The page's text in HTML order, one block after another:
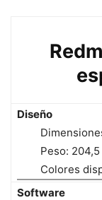
Diseño
Peso:
Colores
Software